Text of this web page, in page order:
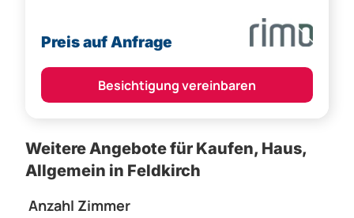
Preis auf Anfrage
Besichtigung vereinbaren
Weitere Angebote für Kaufen, Haus,
Allgemein in Feldkirch
Anzahl Zimmer